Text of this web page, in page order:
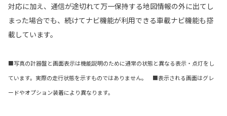
対応に加え、通信が途切れて万一保持する地図情報の外に出てし
まった場合でも、続けてナビ機能が利用できる車載ナビ機能も搭
載しています。
■写真の計器盤と画面表示は機能説明のために通常の状態と異なる表示・点灯をし
ています。実際の走行状態を示すものではありません。 ■表示される画面はグレ
ードやオプション装着により異なります。